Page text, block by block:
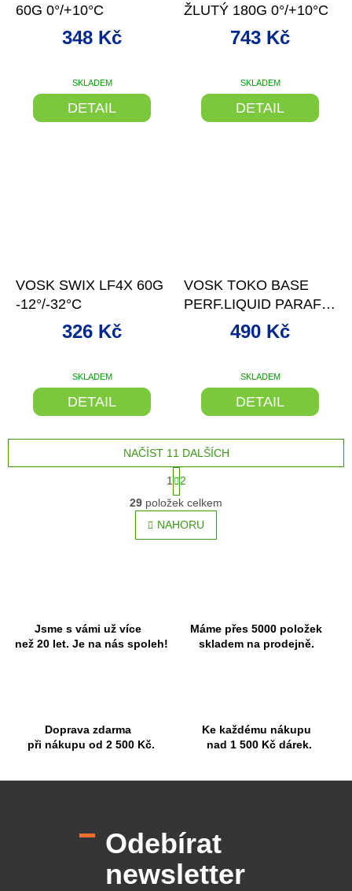
60G 0°/+10°C
SKLADEM
348 Kč
DETAIL
ŽLUTÝ 180G 0°/+10°C
SKLADEM
743 Kč
DETAIL
VOSK SWIX LF4X 60G
-12°/-32°C
SKLADEM
326 Kč
DETAIL
VOSK TOKO BASE
PERF.LIQUID PARAFIN
BLUE 100ML
SKLADEM
490 Kč
DETAIL
O
v
l
á
NAČÍST 11 DALŠÍCH
t
r
á
n
k
1
2
29 položek celkem
NAHORU
Jsme s vámi už více
než 20 let. Je na nás spoleh!
Máme přes 5000 položek
skladem na prodejně.
Doprava zdarma
při nákupu od 2 500 Kč.
Ke každému nákupu
nad 1 500 Kč dárek.
Odebírat
newsletter